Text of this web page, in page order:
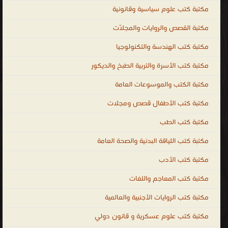
قراءة و تحميل كتب في كتب التزكية والأخلاق مجانا
[ 209 كتاب/كتب ]
كتب النجاح وتطوير الذات